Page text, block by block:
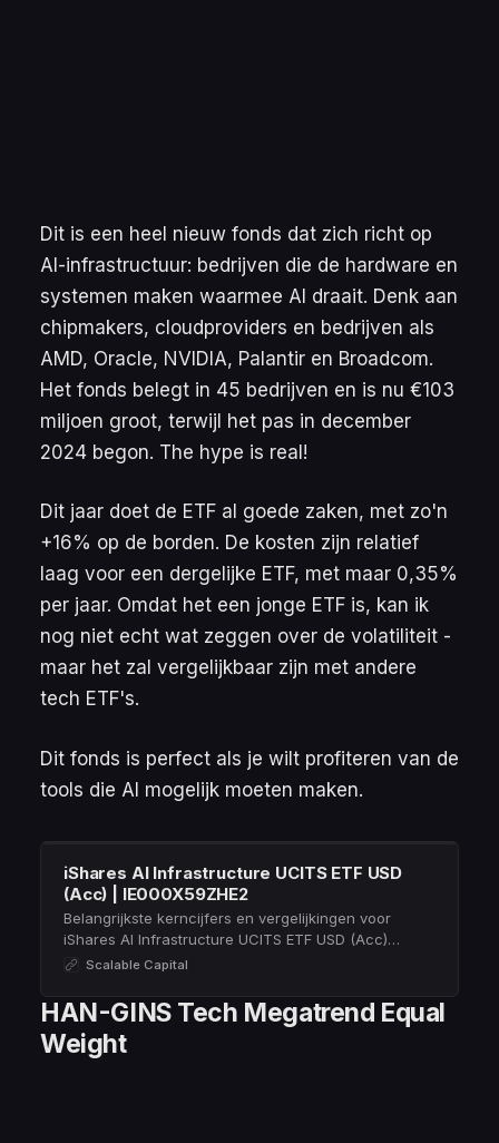
Dit is een heel nieuw fonds dat zich richt op
AI-infrastructuur: bedrijven die de hardware en
systemen maken waarmee AI draait. Denk aan
chipmakers, cloudproviders en bedrijven als
AMD, Oracle, NVIDIA, Palantir en Broadcom.
Het fonds belegt in 45 bedrijven en is nu €103
miljoen groot, terwijl het pas in december
2024 begon. The hype is real!
Dit jaar doet de ETF al goede zaken, met zo'n
+16% op de borden. De kosten zijn relatief
laag voor een dergelijke ETF, met maar 0,35%
per jaar. Omdat het een jonge ETF is, kan ik
nog niet echt wat zeggen over de volatiliteit -
maar het zal vergelijkbaar zijn met andere
tech ETF's.
Dit fonds is perfect als je wilt profiteren van de
tools die AI mogelijk moeten maken.
iShares AI Infrastructure UCITS ETF USD
(Acc) | IE000X59ZHE2
Belangrijkste kerncijfers en vergelijkingen voor
iShares AI Infrastructure UCITS ETF USD (Acc)
(IE000X59ZHE2) ➤ justETF – Dé ETF-screener
Scalable Capital
HAN-GINS Tech Megatrend Equal
Weight